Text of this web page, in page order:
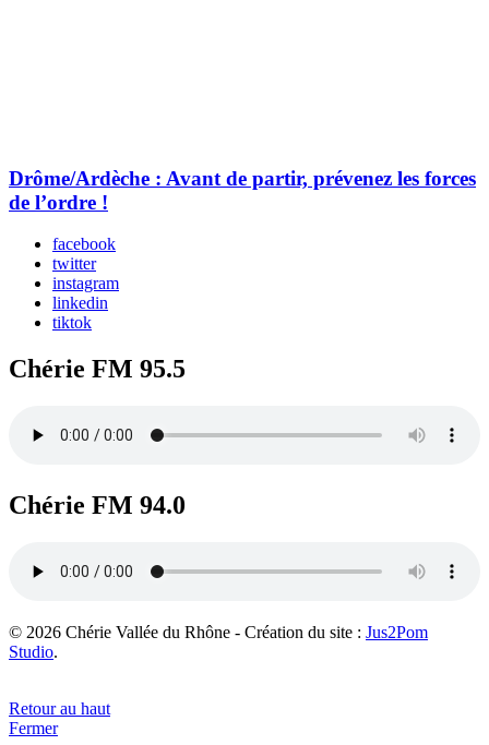
Drôme/Ardèche : Avant de partir, prévenez les forces
de l’ordre !
facebook
twitter
instagram
linkedin
tiktok
Chérie FM 95.5
Chérie FM 94.0
© 2026 Chérie Vallée du Rhône - Création du site : Jus2Pom
Studio.
Retour au haut
Fermer